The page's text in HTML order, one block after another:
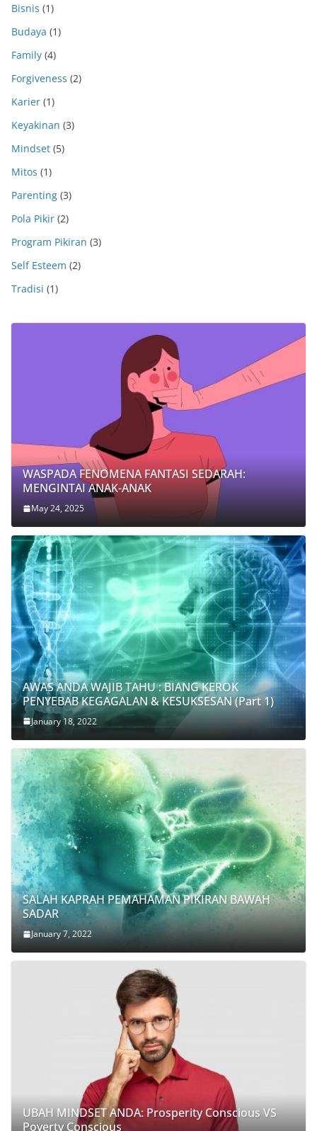
Bisnis (1)
Budaya (1)
Family (4)
Forgiveness (2)
Karier (1)
Keyakinan (3)
Mindset (5)
Mitos (1)
Parenting (3)
Pola Pikir (2)
Program Pikiran (3)
Self Esteem (2)
Tradisi (1)
WASPADA FENOMENA FANTASI SEDARAH:
MENGINTAI ANAK-ANAK
May 24, 2025
AWAS ANDA WAJIB TAHU : BIANG KEROK
PENYEBAB KEGAGALAN & KESUKSESAN (Part 1)
January 18, 2022
SALAH KAPRAH PEMAHAMAN PIKIRAN BAWAH
SADAR
January 7, 2022
UBAH MINDSET ANDA: Prosperity Conscious VS
Poverty Conscious